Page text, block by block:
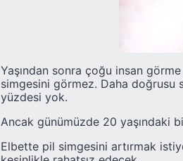
Yaşından sonra çoğu insan
simgesini görmez. Daha
yüzdesi yok.
Ancak günümüzde 20 yaşındaki
Elbette pil simgesini artırmak